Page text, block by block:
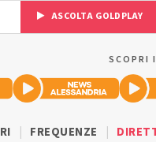
ASCOLTA GOLDPLAY
SCOPRI
FREQUENZE